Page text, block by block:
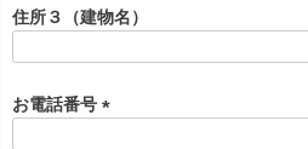
須
)
住所３（建物名）
お電話番号